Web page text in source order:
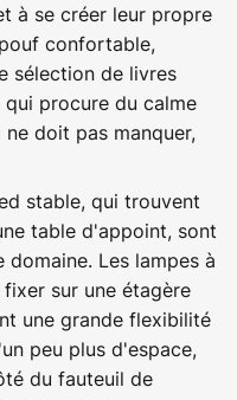
à se créer leur propre
confortable,
sélection de livres
procure du calme
doit pas manquer,
stable, qui trouvent
table d'appoint, sont
Les lampes à
sur une étagère
une grande flexibilité
peu plus d'espace,
du fauteuil de